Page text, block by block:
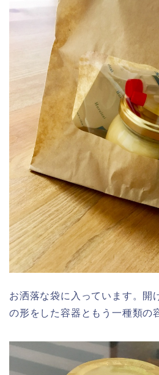
お洒落な袋に入っています。開
の形をした容器ともう一種類の